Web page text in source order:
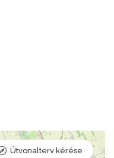
Útvonalterv kérése